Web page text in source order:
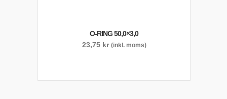
O-RING 50,0×3,0
23,75 kr (inkl. moms)